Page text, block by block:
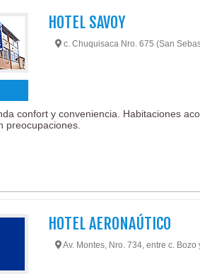
HOTEL SAVOY
c. Chuquisaca Nro. 675 (San
confort y conveniencia. Habitaciones
preocupaciones.
HOTEL AERONAÚTICO
Av. Montes, Nro. 734, entre c. Bozo